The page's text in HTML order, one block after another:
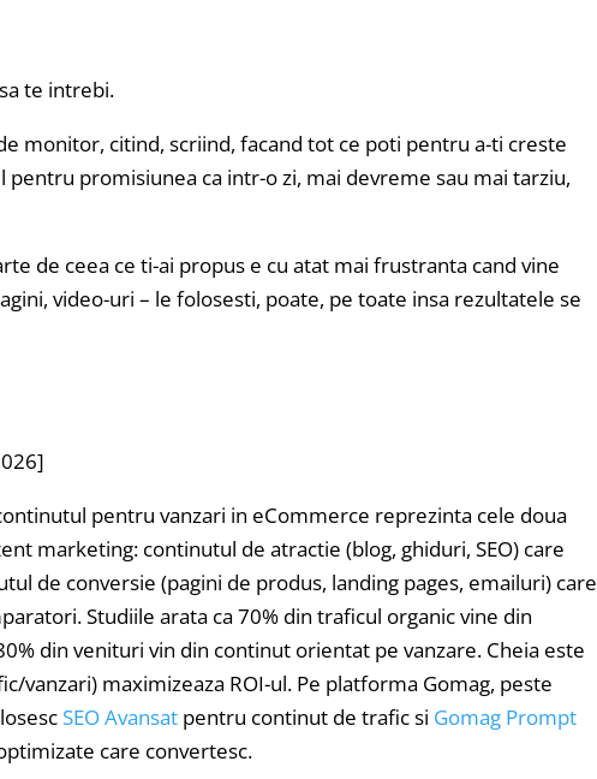
te intrebi.
monitor, citind, scriind, facand tot ce poti pentru a-ti creste
pentru promisiunea ca intr-o zi, mai devreme sau mai tarziu,
de ceea ce ti-ai propus e cu atat mai frustranta cand vine
video-uri – le folosesti, poate, pe toate insa rezultatele se
pentru vanzari in eCommerce reprezinta cele doua
marketing: continutul de atractie (blog, ghiduri, SEO) care
de conversie (pagini de produs, landing pages, emailuri) care
Studiile arata ca 70% din traficul organic vine din
din venituri vin din continut orientat pe vanzare. Cheia este
vanzari) maximizeaza ROI-ul. Pe platforma Gomag, peste
SEO Avansat pentru continut de trafic si Gomag Prompt
care convertesc.